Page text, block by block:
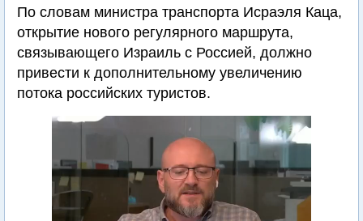
По словам министра транспорта Исраэля Каца,
открытие нового регулярного маршрута,
связывающего Израиль с Россией, должно
привести к дополнительному увеличению
потока российских туристов.